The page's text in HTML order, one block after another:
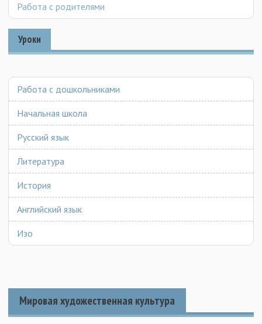
Работа с родителями
Уроки
Работа с дошкольниками
Начальная школа
Русский язык
Литература
История
Английский язык
Изо
Мировая художественная культура